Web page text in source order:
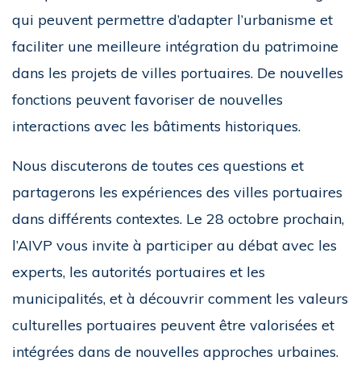
qui peuvent permettre d’adapter l’urbanisme et
faciliter une meilleure intégration du patrimoine
dans les projets de villes portuaires. De nouvelles
fonctions peuvent favoriser de nouvelles
interactions avec les bâtiments historiques.
Nous discuterons de toutes ces questions et
partagerons les expériences des villes portuaires
dans différents contextes. Le 28 octobre prochain,
l’AIVP vous invite à participer au débat avec les
experts, les autorités portuaires et les
municipalités, et à découvrir comment les valeurs
culturelles portuaires peuvent être valorisées et
intégrées dans de nouvelles approches urbaines.